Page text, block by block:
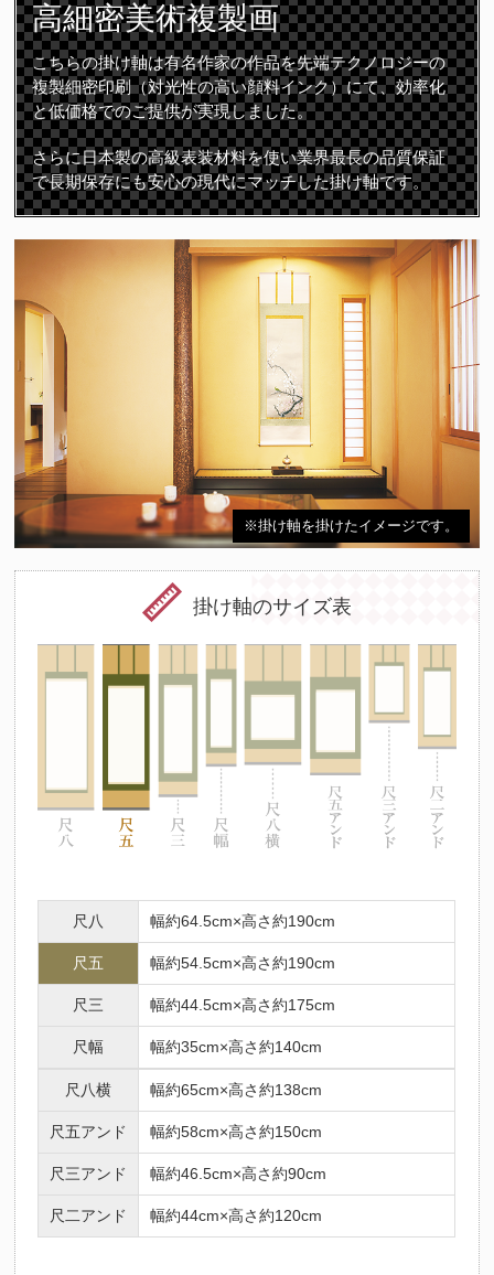
高細密美術複製画
こちらの掛け軸は有名作家の作品を先端テクノロジーの
複製細密印刷（対光性の高い顔料インク）にて、効率化
と低価格でのご提供が実現しました。
さらに日本製の高級表装材料を使い業界最長の品質保証
で長期保存にも安心の現代にマッチした掛け軸です。
※掛け軸を掛けたイメージです。
掛け軸のサイズ表
尺八 幅約64.5cm×高さ約190cm
尺五 幅約54.5cm×高さ約190cm
尺三 幅約44.5cm×高さ約175cm
尺幅 幅約35cm×高さ約140cm
尺八横 幅約65cm×高さ約138cm
尺五アンド 幅約58cm×高さ約150cm
尺三アンド 幅約46.5cm×高さ約90cm
尺二アンド 幅約44cm×高さ約120cm